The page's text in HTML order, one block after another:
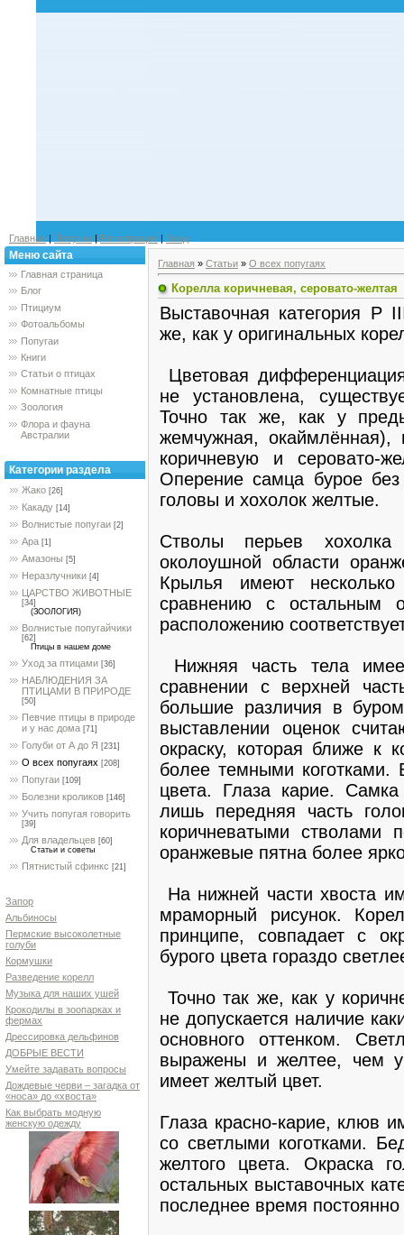
Главная | Попугаи | Регистрация | Вход
Меню сайта
Главная страница
Блог
Птициум
Фотоальбомы
Попугаи
Книги
Статьи о птицах
Комнатные птицы
Зоология
Флора и фауна
Австралии
Категории раздела
Жако [26]
Какаду [14]
Волнистые попугаи [2]
Ара [1]
Амазоны [5]
Неразлучники [4]
ЦАРСТВО ЖИВОТНЫЕ
[34]
(ЗООЛОГИЯ)
Волнистые попугайчики
[62]
Птицы в нашем доме
Уход за птицами [36]
НАБЛЮДЕНИЯ ЗА
ПТИЦАМИ В ПРИРОДЕ
[50]
Певчие птицы в природе
и у нас дома [71]
Голуби от А до Я [231]
О всех попугаях [208]
Попугаи [109]
Болезни кроликов [146]
Учить попугая говорить
[39]
Для владельцев [60]
Статьи и советы
Пятнистый сфинкс [21]
Запор
Альбиносы
Пермские высоколетные
голуби
Кормушки
Разведение корелл
Музыка для наших ушей
Крокодилы в зоопарках и
фермах
Дрессировка дельфинов
ДОБРЫЕ ВЕСТИ
Умейте задавать вопросы
Дождевые черви – загадка от
«носа» до «хвоста»
Как выбрать модную
женскую одежду
Главная » Статьи » О всех попугаях
Корелла коричневая, серовато-желтая
Выставочная категория Р
же, как у оригинальных
Цветовая
не установлена,
Точно так же, как у
жемчужная, окаймлённая),
коричневую и серовато-
Оперение самца бурое без
головы и хохолок желтые.
Стволы перьев
околоушной области
Крылья имеют
сравнению с остальным
расположению
Нижняя часть тела
сравнении с верхней
большие различия в
выставлении оценок
окраску, которая ближе к
более темными коготками.
цвета. Глаза карие.
лишь передняя часть
коричневатыми
оранжевые пятна более
На нижней части хвоста
мраморный рисунок.
принципе, совпадает с
бурого цвета гораздо
Точно так же, как у
не допускается наличие
основного оттенком.
выражены и желтее, чем у
имеет желтый цвет.
Глаза красно-карие, клюв
со светлыми коготками.
желтого цвета. Окраска
остальных выставочных
последнее время